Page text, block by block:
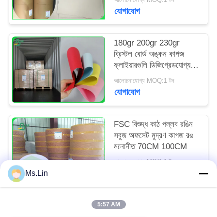
যোগাযোগ
180gr 200gr 230gr
ব্রিস্টল বোর্ড অঙ্কন কাগজ
ফ্লাইয়ারগুলি ডিজিগ্রেডযোগ্য
আলোচনাযোগ্য MOQ:1 টন
যোগাযোগ
FSC বিশুদ্ধ কাঠ পল্লব রঙিন
সবুজ অফসেট মুদ্রণ কাগজ রঙ
মনোনীত 70CM 100CM
আলোচনাযোগ্য MOQ:1 টন
Ms.Lin
5:57 AM